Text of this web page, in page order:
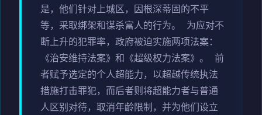
是，他们针对上城区，因根深蒂固的不平
等，采取绑架和谋杀富人的行为。 为应对不
断上升的犯罪率，政府被迫实施两项法案：
《治安维持法案》和《超级权力法案》。 前
者赋予选定的个人超能力，以超越传统执法
措施打击罪犯，而后者则将超能力者与普通
人区别对待，取消年龄限制，并为他们设立